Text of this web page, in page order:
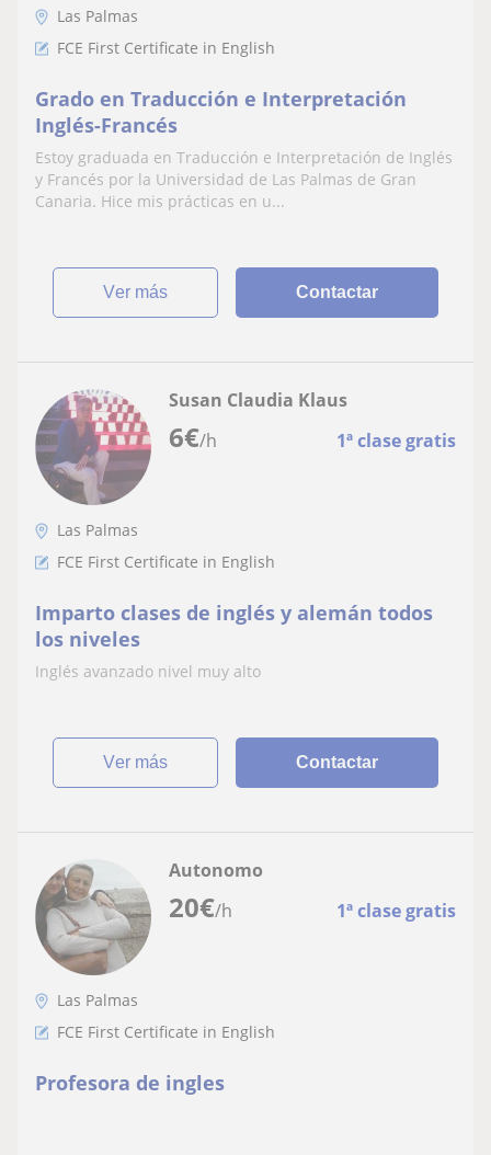
Las Palmas
FCE First Certificate in English
Grado en Traducción e Interpretación
Inglés-Francés
Estoy graduada en Traducción e Interpretación de Inglés
y Francés por la Universidad de Las Palmas de Gran
Canaria. Hice mis prácticas en u...
ver más Contactar
6€/h 1ª clase gratis
Susan Claudia Klaus
Las Palmas
FCE First Certificate in English
Imparto clases de inglés y alemán todos
los niveles
Inglés avanzado nivel muy alto
ver más Contactar
20€/h 1ª clase gratis
Autonomo
Las Palmas
FCE First Certificate in English
Profesora de ingles